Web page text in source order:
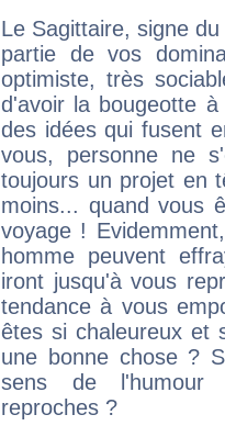
Le Sagittaire, signe
partie de vos
optimiste, très
d'avoir la bougeotte
des idées qui fusent
vous, personne ne
toujours un projet en
moins... quand vous
voyage !
homme peuvent
iront jusqu'à vous
tendance à vous
êtes si chaleureux et
une bonne chose ?
sens de l'humour
reproches ?